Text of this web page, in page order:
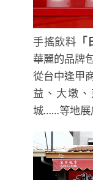
手搖飲料
華麗的品牌
從台中逢甲
益、大墩
城……等地展